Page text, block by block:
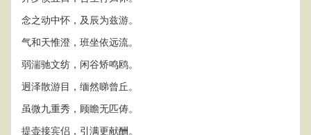
念之动中怀，及辰为兹游。
气和天惟澄，班坐依远流。
弱湍驰文纺，闲谷矫鸣鸥。
迥泽散游目，缅然睇曾丘。
虽微九重秀，顾瞻无匹俦。
提壶接宾侣，引满更献酬。